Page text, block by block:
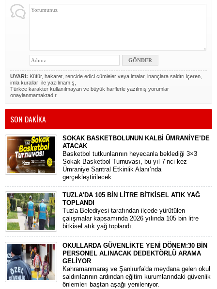
UYARI: Küfür, hakaret, rencide edici cümleler veya imalar, inançlara saldırı içeren,
imla kuralları ile yazılmamış,
Türkçe karakter kullanılmayan ve büyük harflerle yazılmış yorumlar
onaylanmamaktadır.
SON DAKİKA
SOKAK BASKETBOLUNUN KALBİ ÜMRANİYE’DE
ATACAK
Basketbol tutkunlarının heyecanla beklediği 3×3
Sokak Basketbol Turnuvası, bu yıl 7’nci kez
Ümraniye Santral Etkinlik Alanı’nda
gerçekleştirilecek.
TUZLA'DA 105 BİN LİTRE BİTKİSEL ATIK YAĞ
TOPLANDI
Tuzla Belediyesi tarafından ilçede yürütülen
çalışmalar kapsamında 2026 yılında 105 bin litre
bitkisel atık yağ toplandı.
OKULLARDA GÜVENLİKTE YENİ DÖNEM:30 BİN
PERSONEL ALINACAK DEDEKTÖRLÜ ARAMA
GELİYOR
​Kahramanmaraş ve Şanlıurfa'da meydana gelen okul
saldırılarının ardından eğitim kurumlarındaki güvenlik
önlemleri baştan aşağı yenileniyor.